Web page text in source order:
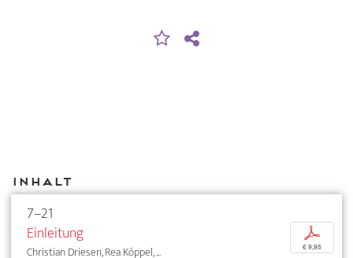
Inhalt
7–21
Einleitung
Christian Driesen, Rea Köppel, ...
p
€ 9,95